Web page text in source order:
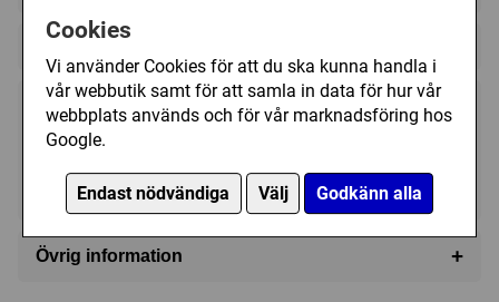
Cookies
Vi använder Cookies för att du ska kunna handla i
vår webbutik samt för att samla in data för hur vår
webbplats används och för vår marknadsföring hos
Google.
Endast nödvändiga Välj Godkänn alla
239 kr Köp
Ej i lager, leveranstid 10-14 vardagar
Övrig information +